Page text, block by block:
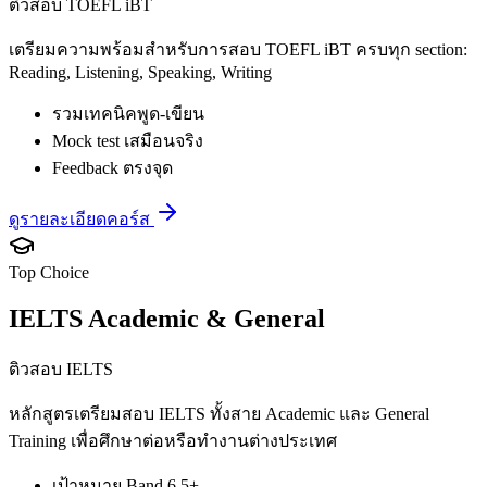
ติวสอบ TOEFL iBT
เตรียมความพร้อมสำหรับการสอบ TOEFL iBT ครบทุก section:
Reading, Listening, Speaking, Writing
รวมเทคนิคพูด-เขียน
Mock test เสมือนจริง
Feedback ตรงจุด
ดูรายละเอียดคอร์ส
Top Choice
IELTS Academic & General
ติวสอบ IELTS
หลักสูตรเตรียมสอบ IELTS ทั้งสาย Academic และ General
Training เพื่อศึกษาต่อหรือทำงานต่างประเทศ